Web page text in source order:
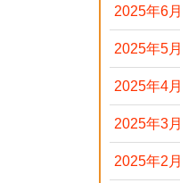
2025年6月
2025年5月
2025年4月
2025年3月
2025年2月